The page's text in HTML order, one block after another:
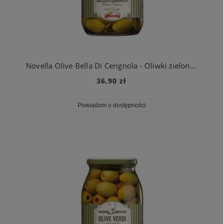
Novella Olive Bella Di Cerignola - Oliwki zielone z pestką GIGANTI 1062 ml słoik
36,90 zł
Powiadom o dostępności